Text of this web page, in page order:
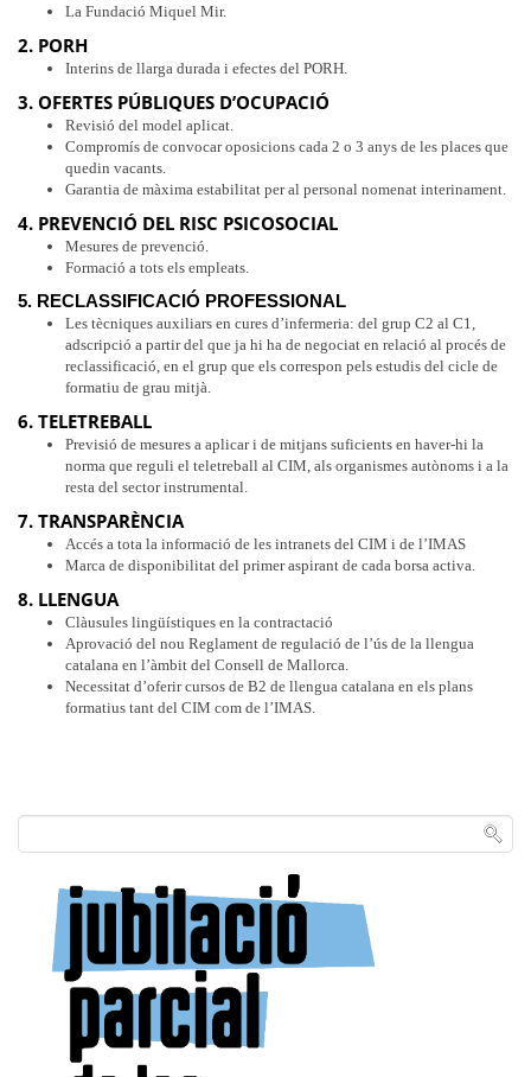
La Fundació Miquel Mir.
2. PORH
Interins de llarga durada i efectes del PORH.
3. OFERTES PÚBLIQUES D’OCUPACIÓ
Revisió del model aplicat.
Compromís de convocar oposicions cada 2 o 3 anys de les places que
quedin vacants.
Garantia de màxima estabilitat per al personal nomenat interinament.
4. PREVENCIÓ DEL RISC PSICOSOCIAL
Mesures de prevenció.
Formació a tots els empleats.
5. RECLASSIFICACIÓ PROFESSIONAL
Les tècniques auxiliars en cures d’infermeria: del grup C2 al C1,
adscripció a partir del que ja hi ha de negociat en relació al procés de
reclassificació, en el grup que els correspon pels estudis del cicle de
formatiu de grau mitjà.
6. TELETREBALL
Previsió de mesures a aplicar i de mitjans suficients en haver-hi la
norma que reguli el teletreball al CIM, als organismes autònoms i a la
resta del sector instrumental.
7. TRANSPARÈNCIA
Accés a tota la informació de les intranets del CIM i de l’IMAS
Marca de disponibilitat del primer aspirant de cada borsa activa.
8. LLENGUA
Clàusules lingüístiques en la contractació
Aprovació del nou Reglament de regulació de l’ús de la llengua
catalana en l’àmbit del Consell de Mallorca.
Necessitat d’oferir cursos de B2 de llengua catalana en els plans
formatius tant del CIM com de l’IMAS.